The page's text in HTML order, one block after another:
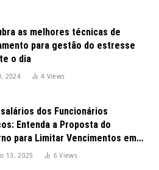
as melhores técnicas de
para gestão do estresse
o dia
2024 4 Views
dos Funcionários
Entenda a Proposta do
para Limitar Vencimentos em
13, 2025 6Views